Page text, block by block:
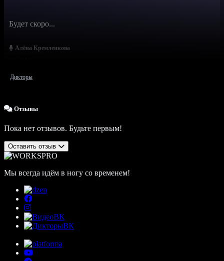
Алёна Кремленкова
Будет скоро...
Дикторы
Отзывы
Пока нет отзывов. Будьте первым!
Оставить отзыв
Мы всегда идём в ногу со временем!